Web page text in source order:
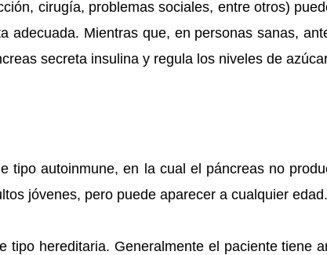
cirugía, problemas sociales, entre otros)
adecuada. Mientras que, en personas sanas,
secreta insulina y regula los niveles de
tipo autoinmune, en la cual el páncreas no
jóvenes, pero puede aparecer a cualquier edad.
tipo hereditaria. Generalmente el paciente tiene